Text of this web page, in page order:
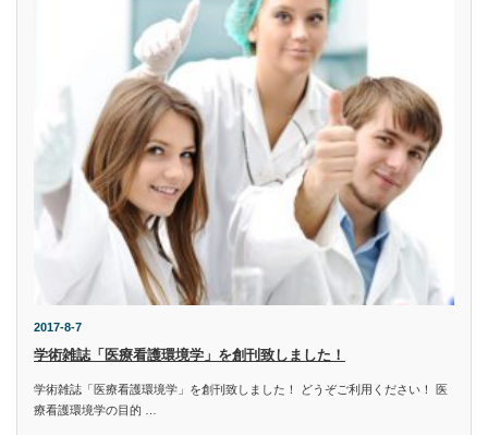
2017-8-7
学術雑誌「医療看護環境学」を創刊致しました！
学術雑誌「医療看護環境学」を創刊致しました！ どうぞご利用ください！ 医
療看護環境学の目的 …